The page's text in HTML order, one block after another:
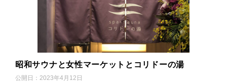
昭和サウナと女性マーケットとコリドーの湯
公開日： 2023年4月12日